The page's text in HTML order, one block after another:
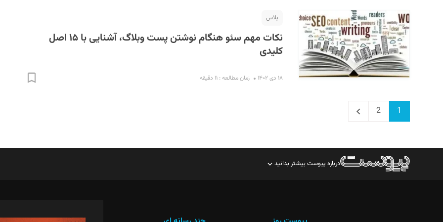
پلاس
نکات مهم سئو هنگام نوشتن پست وبلاگ، آشنایی با ۱۵ اصل
کلیدی
۱۸ دی ۱۴۰۲ زمان مطالعه : ۱۱ دقیقه
Page1
Page2
Next
درباره پیوست بیشتر بدانید